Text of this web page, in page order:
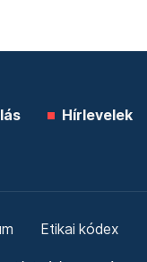
Hírlevelek
Etikai kódex